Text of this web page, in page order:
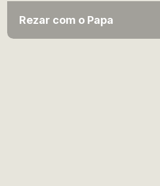
Rezar com o Papa